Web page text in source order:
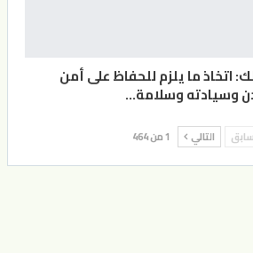
اتخاذ ما يلزم للحفاظ على أمن
وسيادته وسلامة…
التالي 1 من 464